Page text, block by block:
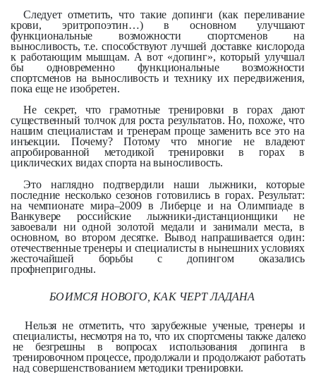
Следует отметить, что такие допинги (как переливание
крови, эритропоэтин…) в основном улучшают
функциональные возможности спортсменов на
выносливость, т.е. способствуют лучшей доставке кислорода
к работающим мышцам. А вот «допинг», который улучшал
бы одновременно функциональные возможности
спортсменов на выносливость и технику их передвижения,
пока еще не изобретен.
Не секрет, что грамотные тренировки в горах дают
существенный толчок для роста результатов. Но, похоже, что
нашим специалистам и тренерам проще заменить все это на
инъекции. Почему? Потому что многие не владеют
апробированной методикой тренировки в горах в
циклических видах спорта на выносливость.
Это наглядно подтвердили наши лыжники, которые
последние несколько сезонов готовились в горах. Результат:
на чемпионате мира–2009 в Либерце и на Олимпиаде в
Ванкувере российские лыжники-дистанционщики не
завоевали ни одной золотой медали и занимали места, в
основном, во втором десятке. Вывод напрашивается один:
отечественные тренеры и специалисты в нынешних условиях
жесточайшей борьбы с допингом оказались
профнепригодны.
БОИМСЯ НОВОГО, КАК ЧЕРТ ЛАДАНА
Нельзя не отметить, что зарубеж­ные ученые, тренеры и
специалисты, несмотря на то, что их спортсмены так­же далеко
не безгрешны в вопросах ис­пользования допинга в
тренировочномпроцессе, продолжали и продолжают работать
над совершенствованием методики тренировки.